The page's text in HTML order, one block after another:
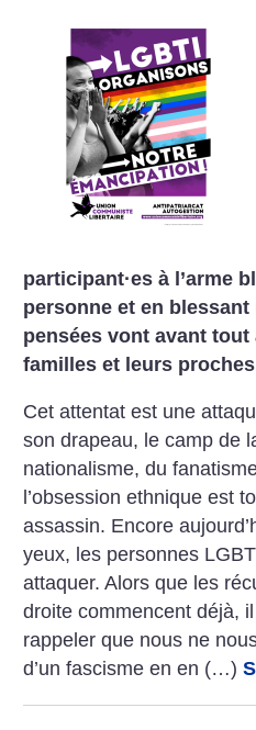
participant·es à l’arme
personne et en
pensées vont avant
familles et leurs
Cet attentat est une
son drapeau, le camp de
nationalisme, du
l’obsession ethnique est
assassin. Encore
yeux, les personnes
attaquer. Alors que les
droite commencent déjà,
rappeler que nous ne
d’un fascisme en en (…)